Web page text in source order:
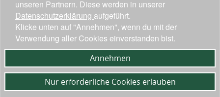
unseren Partnern. Diese werden in unserer
Datenschutzerklärung aufgeführt.
Klicke unten auf "Annehmen", wenn du mit der
Verwendung aller Cookies einverstanden bist.
Annehmen
Nur erforderliche Cookies erlauben